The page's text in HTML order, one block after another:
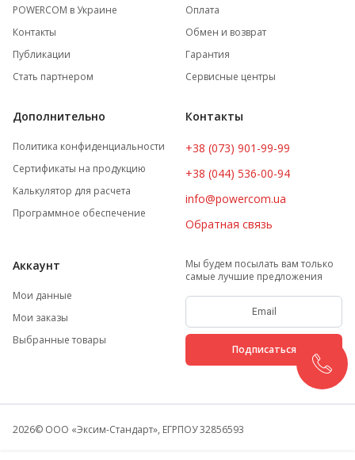
POWERCOM в Украине
Контакты
Публикации
Стать партнером
Оплата
Обмен и возврат
Гарантия
Сервисные центры
Дополнительно
Политика конфиденциальности
Сертификаты на продукцию
Калькулятор для расчета
Программное обеспечение
Контакты
+38 (073) 901-99-99
+38 (044) 536-00-94
info@powercom.ua
Обратная связь
Аккаунт
Мои данные
Мои заказы
Выбранные товары
Мы будем посылать вам только
самые лучшие предложения
Подписаться
2026© ООО «Эксим-Стандарт», ЕГРПОУ 32856593